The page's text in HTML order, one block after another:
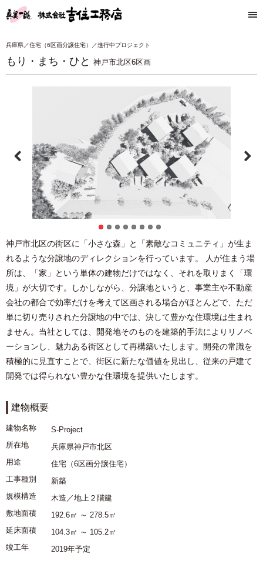
兵庫県／住宅（6区画分譲住宅）／進行中プロジェクト
もり・まち・ひと 神戸市北区6区画
Previous
神戸市北区の街区に「小さな森」と「素敵なコミュニティ」が生ま
れるような分譲地のディレクションを行っています。 人が住まう場
所は、「家」という単体の建物だけではなく、それを取りまく「環
境」が大切です。しかしながら、分譲地というと、事業主や不動産
会社の都合で効率だけを考えて区画される場合がほとんどで、ただ
単に切り売りされた分譲地の中では、決して豊かな住環境は生まれ
ません。当社としては、開発地そのものを建築的手法によりリノベ
ーションし、魅力ある街区として再構築いたします。開発の常識を
積極的に見直すことで、街区に新たな価値を見出し、従来の戸建て
開発では得られない豊かな住環境を提供いたします。
建物概要
建物名称
S-Project
所在地
兵庫県神戸市北区
用途
住宅（6区画分譲住宅）
工事種別
新築
規模構造
木造／地上２階建
敷地面積
192.6㎡ ～ 278.5㎡
延床面積
104.3㎡ ～ 105.2㎡
竣工年
2019年予定